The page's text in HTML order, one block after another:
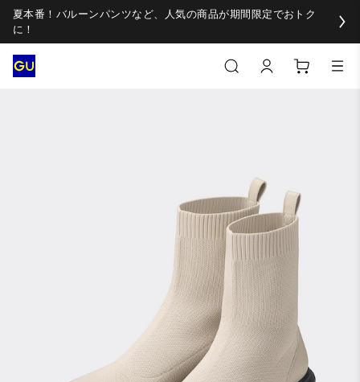
夏本番！バルーンパンツなど、人気の商品が期間限定でおトク
に！